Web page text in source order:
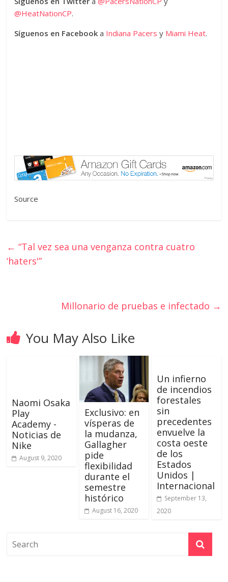
@HeatNationCP.
Síguenos en Facebook a Indiana Pacers y Miami Heat.
Source
← “Tal vez sea una venganza contra cuatro
‘haters'”
Millonario de pruebas e infectado →
You May Also Like
Naomi Osaka
Play
Academy -
Noticias de
Nike
August 9, 2020
Exclusivo: en
vísperas de
la mudanza,
Gallagher
pide
flexibilidad
durante el
semestre
histórico
August 16, 2020
Un infierno
de incendios
forestales
sin
precedentes
envuelve la
costa oeste
de los
Estados
Unidos |
Internacional
September 13,
2020